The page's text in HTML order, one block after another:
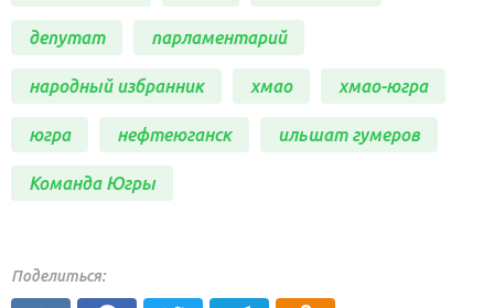
депутат парламентарий
народный избранник хмао хмао-югра
югра нефтеюганск ильшат гумеров
Команда Югры
Поделиться: